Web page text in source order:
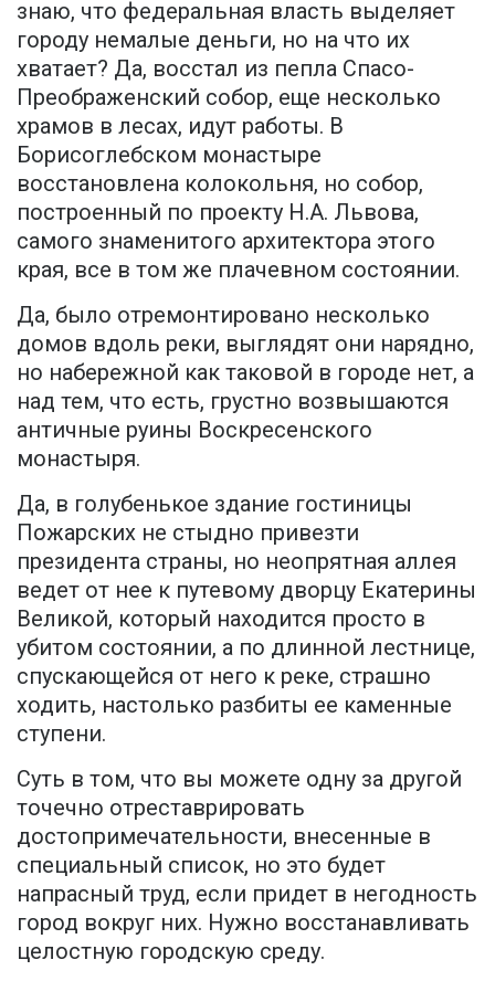
знаю, что федеральная власть выделяет
городу немалые деньги, но на что их
хватает? Да, восстал из пепла Спасо-
Преображенский собор, еще несколько
храмов в лесах, идут работы. В
Борисоглебском монастыре
восстановлена колокольня, но собор,
построенный по проекту Н.А. Львова,
самого знаменитого архитектора этого
края, все в том же плачевном состоянии.
Да, было отремонтировано несколько
домов вдоль реки, выглядят они нарядно,
но набережной как таковой в городе нет, а
над тем, что есть, грустно возвышаются
античные руины Воскресенского
монастыря.
Да, в голубенькое здание гостиницы
Пожарских не стыдно привезти
президента страны, но неопрятная аллея
ведет от нее к путевому дворцу Екатерины
Великой, который находится просто в
убитом состоянии, а по длинной лестнице,
спускающейся от него к реке, страшно
ходить, настолько разбиты ее каменные
ступени.
Суть в том, что вы можете одну за другой
точечно отреставрировать
достопримечательности, внесенные в
специальный список, но это будет
напрасный труд, если придет в негодность
город вокруг них. Нужно восстанавливать
целостную городскую среду.